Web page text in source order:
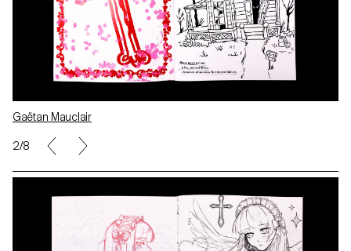
Gaëtan Mauclair
2/8